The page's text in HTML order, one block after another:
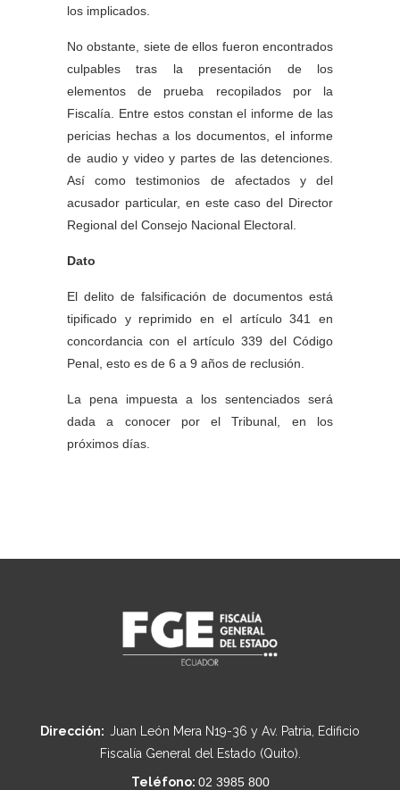
los implicados.
No obstante, siete de ellos fueron encontrados
culpables tras la presentación de los
elementos de prueba recopilados por la
Fiscalía. Entre estos constan el informe de las
pericias hechas a los documentos, el informe
de audio y video y partes de las detenciones.
Así como testimonios de afectados y del
acusador particular, en este caso del Director
Regional del Consejo Nacional Electoral.
Dato
El delito de falsificación de documentos está
tipificado y reprimido en el artículo 341 en
concordancia con el artículo 339 del Código
Penal, esto es de 6 a 9 años de reclusión.
La pena impuesta a los sentenciados será
dada a conocer por el Tribunal, en los
próximos días.
Dirección: Juan León Mera N19-36 y Av. Patria, Edificio
Fiscalía General del Estado (Quito).
Teléfono: 02 3985 800